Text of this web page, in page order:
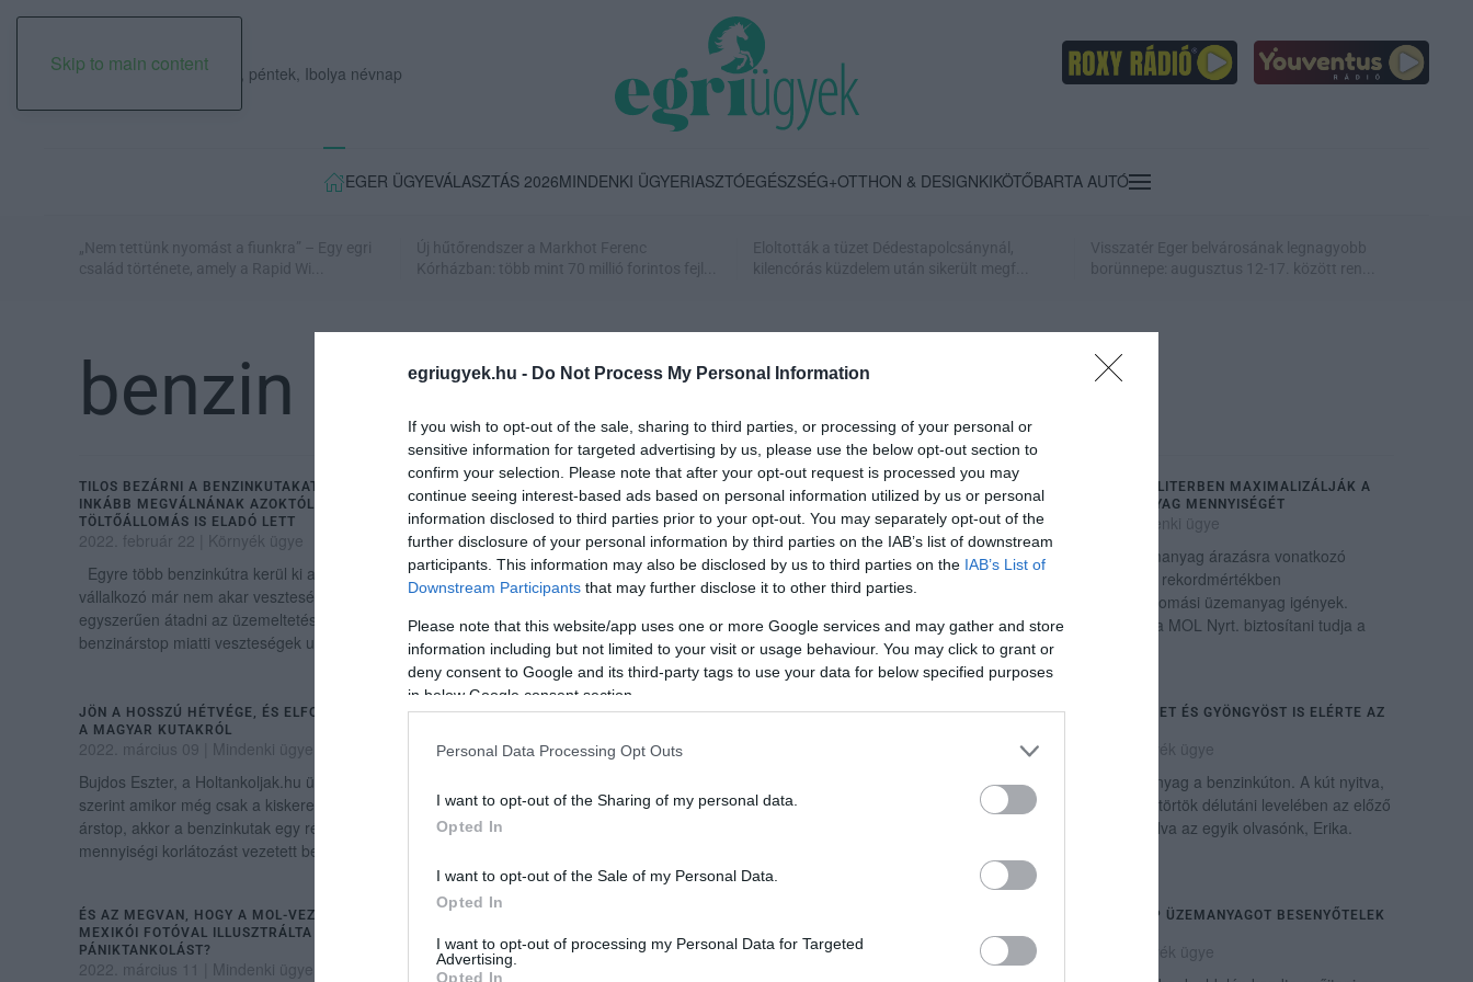
egriugyek.hu - Do Not Process My Personal Information
If you wish to opt-out of the sale, sharing to third parties, or processing of your personal or
sensitive information for targeted advertising by us, please use the below opt-out section to
confirm your selection. Please note that after your opt-out request is processed you may
continue seeing interest-based ads based on personal information utilized by us or personal
information disclosed to third parties prior to your opt-out. You may separately opt-out of the
further disclosure of your personal information by third parties on the IAB’s list of downstream
participants. This information may also be disclosed by us to third parties on the IAB’s List of
Downstream Participants that may further disclose it to other third parties.
Please note that this website/app uses one or more Google services and may gather and store
information including but not limited to your visit or usage behaviour. You may click to grant or
deny consent to Google and its third-party tags to use your data for below specified purposes
in below Google consent section.
Personal Data Processing Opt Outs
I want to opt-out of the Sharing of my personal data.
Opted In
I want to opt-out of the Sale of my Personal Data.
Opted In
I want to opt-out of processing my Personal Data for Targeted
Advertising.
Opted In
Skip to main content
2026. augusztus 07., péntek, Ibolya névnap
EGER ÜGYEVÁLASZTÁS 2026MINDENKI ÜGYERIASZTÓEGÉSZSÉG+OTTHON & DESIGNKIKÖTŐBARTA AUTÓ
„Nem tettünk nyomást a fiunkra” – Egy egri
család története, amely a Rapid Wi...
Új hűtőrendszer a Markhot Ferenc
Kórházban: több mint 70 millió forintos fejl...
Eloltották a tüzet Dédestapolcsánynál,
kilencórás küzdelem után sikerült megf...
Visszatér Eger belvárosának legnagyobb
borünnepe: augusztus 12-17. között ren...
benzin
TILOS BEZÁRNI A BENZINKUTAKAT, ÍGY A TULAJOK
INKÁBB MEGVÁLNÁNAK AZOKTÓL, A BOGÁCSI
TÖLTŐÁLLOMÁS IS ELADÓ LETT
2022. február 22
Környék ügye
Egyre több benzinkútra kerül ki az eladó tábla, sok
vállalkozó már nem akar veszteségesen működni, vagy
egyszerűen átadni az üzemeltetést, írja a Pénzcentrum. A
benzinárstop miatti veszteségek u...
EDDIG HALLANI SEM AKART RÓLA, DE MOST UTÓLAG
PRÓBÁL A KORMÁNY SEGÍTENI A KISEBB
BENZINKUTAKNAK AZ ÁRSTOP MIATT
2022. február 24 |Mindenki ügye
Az árstop ugyan marad, de a kormány hat intézkedést
hozott a kis benzinkutak megsegítésére – írta a
Facebookon György László. Az Innovációs és
Technológiai Minisztérium gazdaságstratégiáér...
ITT A KORLÁTOZÁS: 100 LITERBEN MAXIMALIZÁLJÁK A
VÁSÁROLHATÓ ÜZEMANYAG MENNYISÉGÉT
2022. március 02
Mindenki ügye
A Magyar Kormány üzemanyag árazásra vonatkozó
rendeletének hatásaként rekordmértékben
megnövekedtek a töltőállomási üzemanyag igények.
Annak érdekében, hogy a MOL Nyrt. biztosítani tudja a
folyam...
JÖN A HOSSZÚ HÉTVÉGE, ÉS ELFOGYHAT AZ ÜZEMANYAG
A MAGYAR KUTAKRÓL
2022. március 09
Mindenki ügye
Bujdos Eszter, a Holtankoljak.hu ügyvezető igazgatója
szerint amikor még csak a kiskereskedelmi áron volt
árstop, akkor a benzinkutak egy része első reakcióként
mennyiségi korlátozást vezetett be. ...
HOPPÁL PÉTER: BALOSOK, TI MOST NE VÁSÁROLJATOK
2022. március 10|Mindenki ügye
benzint veszünk. Balosok! Hallgassatok végre a
MAKLÁRT, MEZŐKÖVESDET ÉS GYÖNGYÖST IS ELÉRTE AZ
2022. március 10
Környék ügye
"Makláron sincs üzemanyag a benzinkúton. A kút nyitva,
de minek..." – jelezte csütörtök délutáni levelében az előző
napi felhívásunkra reagálva az egyik olvasónk, Erika.
ÉS AZ MEGVAN, HOGY A MOL-VEZÉR EGY HÁROMÉVES
MEXIKÓI FOTÓVAL ILLUSZTRÁLTA A ZACSKÓS
PÁNIKTANKOLÁST?
2022. március 11
Mindenki ügye
2022. március 12|Mindenki ügye
MÁR KÉT HETE NEM KAP ÜZEMANYAGOT BESENYŐTELEK
2022. március 14
Környék ügye